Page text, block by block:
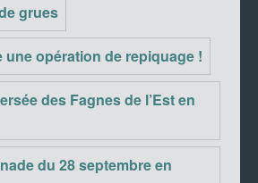
grues
une opération de repiquage !
des Fagnes de l’Est en
du 28 septembre en